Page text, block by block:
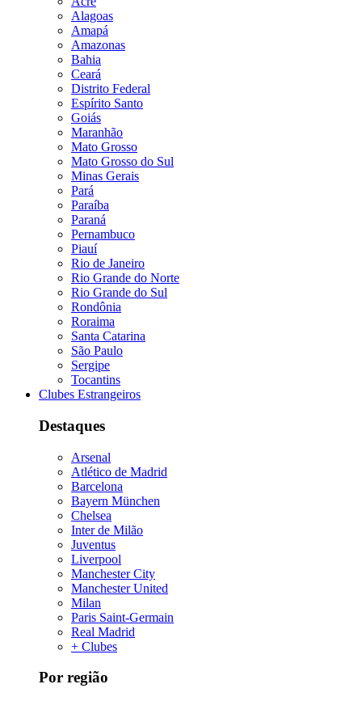
Alagoas
Amapá
Amazonas
Bahia
Ceará
Distrito Federal
Espírito Santo
Goiás
Maranhão
Mato Grosso
Mato Grosso do Sul
Minas Gerais
Pará
Paraíba
Paraná
Pernambuco
Piauí
Rio de Janeiro
Rio Grande do Norte
Rio Grande do Sul
Rondônia
Roraima
Santa Catarina
São Paulo
Sergipe
Tocantins
Clubes Estrangeiros
Destaques
Arsenal
Atlético de Madrid
Barcelona
Bayern München
Chelsea
Inter de Milão
Juventus
Liverpool
Manchester City
Manchester United
Milan
Paris Saint-Germain
Real Madrid
+ Clubes
Por região